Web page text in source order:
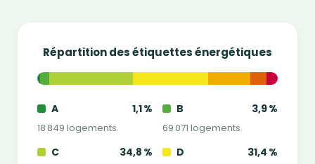
Répartition des étiquettes énergétiques
A 1,1 %
18 849 logements
B 3,9 %
69 071 logements
C 34,8 % D 31,4 %